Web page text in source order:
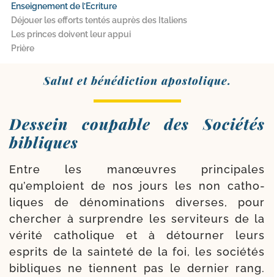
Enseignement de l’Ecriture
Déjouer les efforts tentés auprès des Italiens
Les princes doivent leur appui
Prière
Salut et béné­dic­tion apostolique.
Dessein coupable des Sociétés
bibliques
Entre les manœuvres prin­ci­pales
qu’emploient de nos jours les non catho­
liques de déno­mi­na­tions diverses, pour
cher­cher à sur­prendre les ser­vi­teurs de la
véri­té catho­lique et à détour­ner leurs
esprits de la sain­teté de la foi, les socié­tés
bibliques ne tiennent pas le der­nier rang.